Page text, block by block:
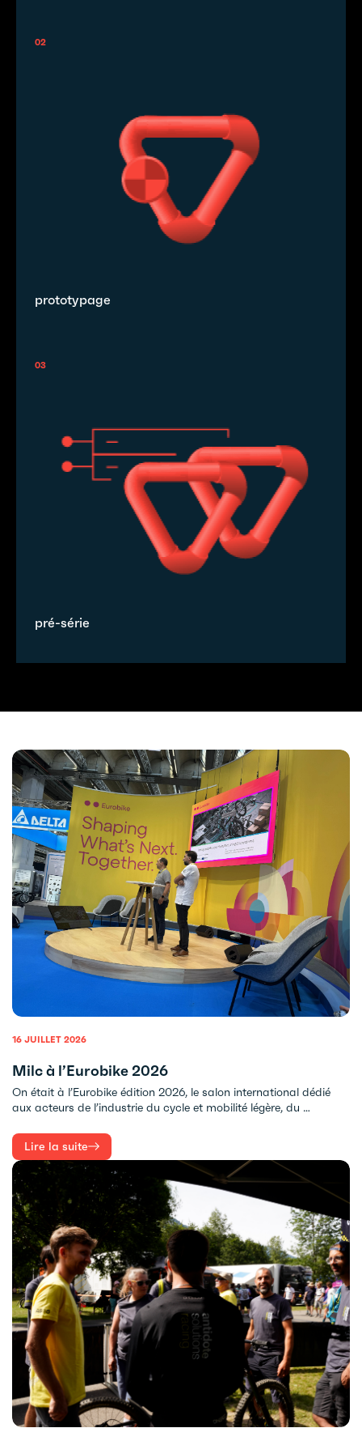
02
prototypage
03
pré-série
16 JUILLET 2026
Milc à l’Eurobike 2026
On était à l’Eurobike édition 2026, le salon international dédié
aux acteurs de l’industrie du cycle et mobilité légère, du …
Lire la suite